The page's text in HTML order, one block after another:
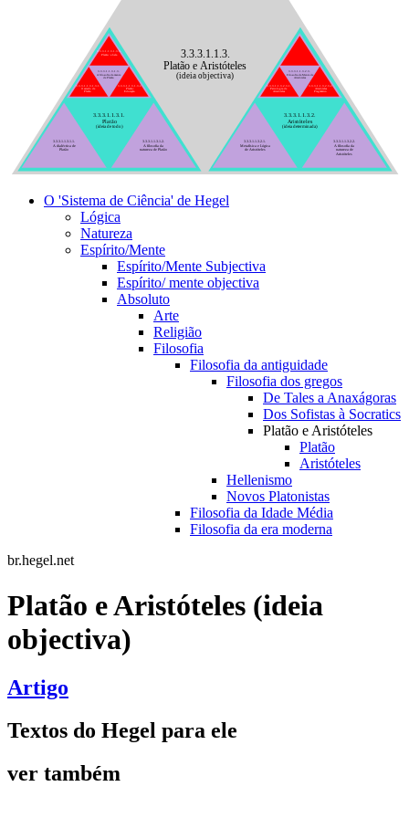
3.3.3.1.1.3.
Platão e Aristóteles
(ideia objectiva)
3.3.3.1.1.3.1.
Platão
(ideia de todo)
3.3.3.1.1.3.1.1.
A dialéctica de
Platão
3.3.3.1.1.3.1.2.
A filosofia da
natureza de Platão
3.3.3.1.1.3.1.3.
A filosofia da mente
de Platão
3.3.3.1.1.3.1.3.1.
O estado de
Platão
3.3.3.1.1.3.1.3.2.
Platão:
Educação
3.3.3.1.1.3.1.3.3.
Platão: a bela
3.3.3.1.1.3.2.
Aristóteles
(ideia determinada)
3.3.3.1.1.3.2.1.
Metafísica e Lógica
de Aristóteles
3.3.3.1.1.3.2.2.
A filosofia da
natureza de
Aristóteles
3.3.3.1.1.3.2.3.
Filosofia da Mente de
Aristóteles
3.3.3.1.1.3.2.3.1.
Psicologia de
Aristóteles
3.3.3.1.1.3.2.3.2.
Aristóteles
Pragmático
O 'Sistema de Ciência' de Hegel
Lógica
Natureza
Espírito/Mente
Espírito/Mente Subjectiva
Espírito/ mente objectiva
Absoluto
Arte
Religião
Filosofia
Filosofia da antiguidade
Filosofia dos gregos
De Tales a Anaxágoras
Dos Sofistas à Socratics
Platão e Aristóteles
Platão
Aristóteles
Hellenismo
Novos Platonistas
Filosofia da Idade Média
Filosofia da era moderna
br.hegel.net
Platão e Aristóteles (ideia
objectiva)
Artigo
Textos do Hegel para ele
ver também